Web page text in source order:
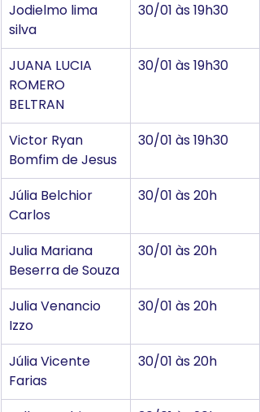
Jodielmo lima
silva
30/01 às 19h30
JUANA LUCIA
ROMERO
BELTRAN
30/01 às 19h30
Victor Ryan
Bomfim de Jesus
30/01 às 19h30
Júlia Belchior
Carlos
30/01 às 20h
Julia Mariana
Beserra de Souza
30/01 às 20h
Julia Venancio
Izzo
30/01 às 20h
Júlia Vicente
Farias
30/01 às 20h